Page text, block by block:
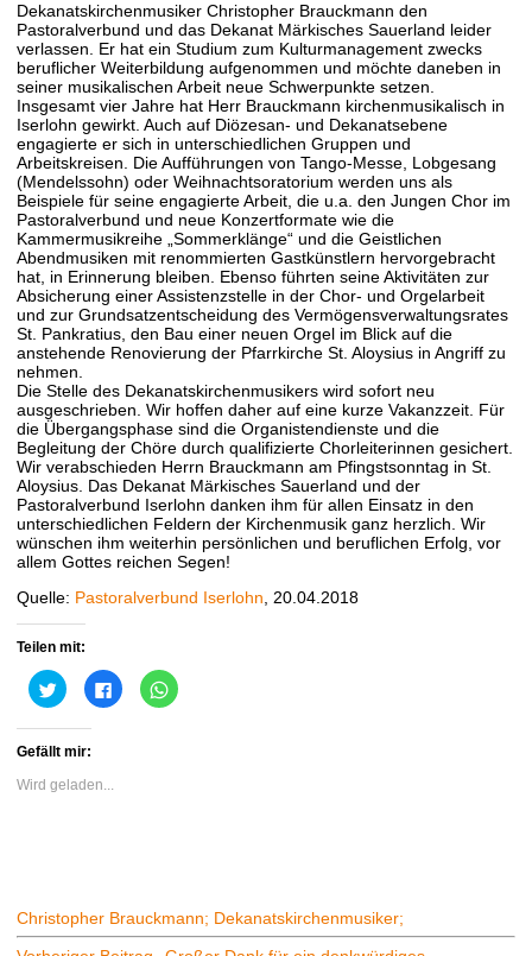
Dekanatskirchenmusiker Christopher Brauckmann den
Pastoralverbund und das Dekanat Märkisches Sauerland leider
verlassen. Er hat ein Studium zum Kulturmanagement zwecks
beruflicher Weiterbildung aufgenommen und möchte daneben in
seiner musikalischen Arbeit neue Schwerpunkte setzen.
Insgesamt vier Jahre hat Herr Brauckmann kirchenmusikalisch in
Iserlohn gewirkt. Auch auf Diözesan- und Dekanatsebene
engagierte er sich in unterschiedlichen Gruppen und
Arbeitskreisen. Die Aufführungen von Tango-Messe, Lobgesang
(Mendelssohn) oder Weihnachtsoratorium werden uns als
Beispiele für seine engagierte Arbeit, die u.a. den Jungen Chor im
Pastoralverbund und neue Konzertformate wie die
Kammermusikreihe „Sommerklänge“ und die Geistlichen
Abendmusiken mit renommierten Gastkünstlern hervorgebracht
hat, in Erinnerung bleiben. Ebenso führten seine Aktivitäten zur
Absicherung einer Assistenzstelle in der Chor- und Orgelarbeit
und zur Grundsatzentscheidung des Vermögensverwaltungsrates
St. Pankratius, den Bau einer neuen Orgel im Blick auf die
anstehende Renovierung der Pfarrkirche St. Aloysius in Angriff zu
nehmen.
Die Stelle des Dekanatskirchenmusikers wird sofort neu
ausgeschrieben. Wir hoffen daher auf eine kurze Vakanzzeit. Für
die Übergangsphase sind die Organistendienste und die
Begleitung der Chöre durch qualifizierte Chorleiterinnen gesichert.
Wir verabschieden Herrn Brauckmann am Pfingstsonntag in St.
Aloysius. Das Dekanat Märkisches Sauerland und der
Pastoralverbund Iserlohn danken ihm für allen Einsatz in den
unterschiedlichen Feldern der Kirchenmusik ganz herzlich. Wir
wünschen ihm weiterhin persönlichen und beruflichen Erfolg, vor
allem Gottes reichen Segen!
Quelle: Pastoralverbund Iserlohn, 20.04.2018
Teilen mit:
Klick,
um
Twitter
zu
teilen
in
Klick,
um
Klicken,
um
Gefällt mir:
Wird geladen...
Christopher Brauckmann; Dekanatskirchenmusiker;